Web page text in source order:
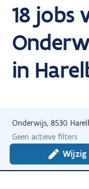
18 jobs
in
Onderwijs, 8530
Geen actieve filters